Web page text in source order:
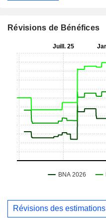
Révisions de Bénéfices
Révisions des estimations